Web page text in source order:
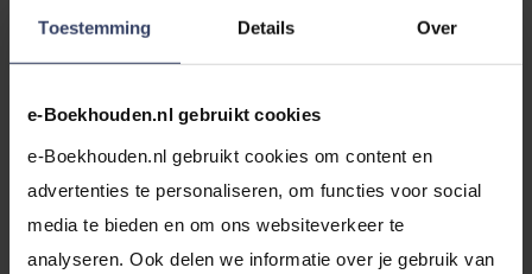
Toestemming Details Over
e-Boekhouden.nl gebruikt cookies
e-Boekhouden.nl gebruikt cookies om content en
advertenties te personaliseren, om functies voor social
media te bieden en om ons websiteverkeer te
analyseren. Ook delen we informatie over je gebruik van
privékilometers.
inkomstenbelasting
zakelijke
kilometer.
Denk aan
onderhoud,
verzekeringen,
parkeren en